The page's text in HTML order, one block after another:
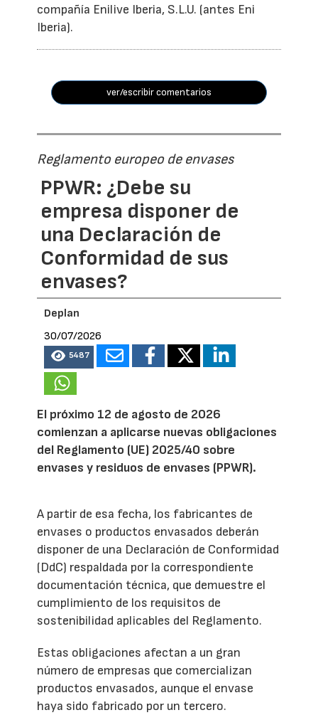
compañía Enilive Iberia, S.L.U. (antes Eni
Iberia).
ver/escribir comentarios
Reglamento europeo de envases
PPWR: ¿Debe su
empresa disponer de
una Declaración de
Conformidad de sus
envases?
Deplan
30/07/2026
5487
El próximo 12 de agosto de 2026
comienzan a aplicarse nuevas obligaciones
del Reglamento (UE) 2025/40 sobre
envases y residuos de envases (PPWR).
A partir de esa fecha, los fabricantes de
envases o productos envasados deberán
disponer de una Declaración de Conformidad
(DdC) respaldada por la correspondiente
documentación técnica, que demuestre el
cumplimiento de los requisitos de
sostenibilidad aplicables del Reglamento.
Estas obligaciones afectan a un gran
número de empresas que comercializan
productos envasados, aunque el envase
haya sido fabricado por un tercero.